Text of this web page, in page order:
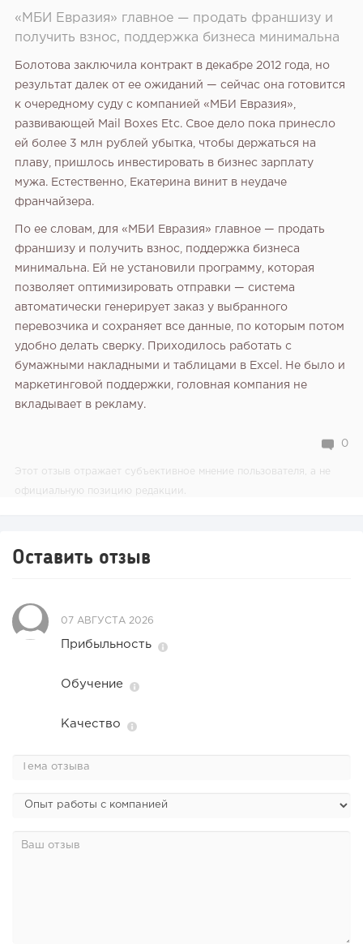
«МБИ Евразия» главное — продать франшизу и
получить взнос, поддержка бизнеса минимальна
Болотова заключила контракт в декабре 2012 года, но
результат далек от ее ожиданий — сейчас она готовится
к очередному суду с компанией «МБИ Евразия»,
развивающей Mail Boxes Etc. Свое дело пока принесло
ей более 3 млн рублей убытка, чтобы держаться на
плаву, пришлось инвестировать в бизнес зарплату
мужа. Естественно, Екатерина винит в неудаче
франчайзера.
По ее словам, для «МБИ Евразия» главное — продать
франшизу и получить взнос, поддержка бизнеса
минимальна. Ей не установили программу, которая
позволяет оптимизировать отправки — система
автоматически генерирует заказ у выбранного
перевозчика и сохраняет все данные, по которым потом
удобно делать сверку. Приходилось работать с
бумажными накладными и таблицами в Excel. Не было и
маркетинговой поддержки, головная компания не
вкладывает в рекламу.
0
Этот отзыв отражает субъективное мнение пользователя, а не
официальную позицию редакции.
Оставить отзыв
07 АВГУСТА 2026
Прибыльность
Обучение
Качество